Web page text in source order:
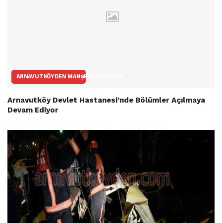
ARNAVUTKÖYDEN MANŞET HABERLER
Arnavutköy Devlet Hastanesi’nde Bölümler Açılmaya
Devam Ediyor